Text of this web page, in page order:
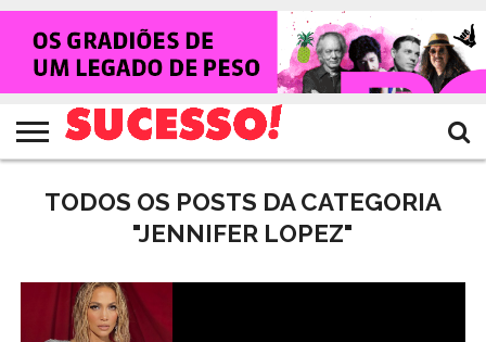
HOME
NOTÍCIAS
SHOWS
ENTREVISTAS
CLIQUES
RANKING
CROWLEY
TV
SUCESSO!
REVISTA
SUCESSO!
TODOS OS POSTS DA CATEGORIA
"JENNIFER LOPEZ"